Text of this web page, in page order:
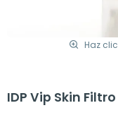
Haz
IDP Vip Skin